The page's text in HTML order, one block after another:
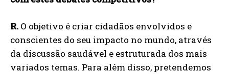
R. O objetivo é criar cidadãos envolvidos e
conscientes do seu impacto no mundo, através
da discussão saudável e estruturada dos mais
variados temas. Para além disso, pretendemos